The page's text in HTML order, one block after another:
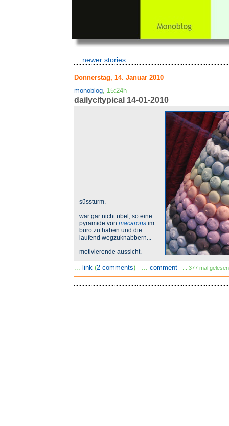
newer stories
Donnerstag, 14. Januar 2010
monoblog, 15:24h
dailycitypical 14-01-2010
süssturm.
wär gar nicht übel, so eine
pyramide von macaronsim
büro zu haben und die
laufend wegzuknabbern...
motivierende aussicht.
... link(2 comments) ... comment ... 377 mal gelesen